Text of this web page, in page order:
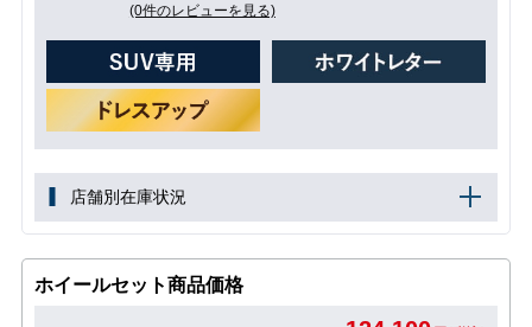
(0件のレビューを見る)
店舗別在庫状況
ホイールセット商品価格